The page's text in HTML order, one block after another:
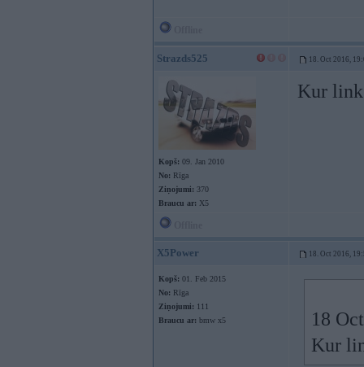
Strazds525 18. Oct 2016,
Kopš: 09. Jan 2010
No: Rīga
Ziņojumi: 370
Braucu ar: X5
Kur
X5Power 18. Oct 2016,
Kopš: 01. Feb 2015
No: Rīga
Ziņojumi: 111
Braucu ar: bmw x5
18
Kur